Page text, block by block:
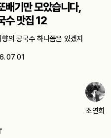
배기만 모았습니다,
수 맛집 12
향의 콩국수 하나쯤은 있겠지
07. 01
조연희